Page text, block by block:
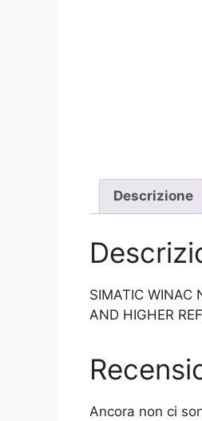
Descrizione
SIMATIC WINAC
AND HIGHER
Ancora non ci